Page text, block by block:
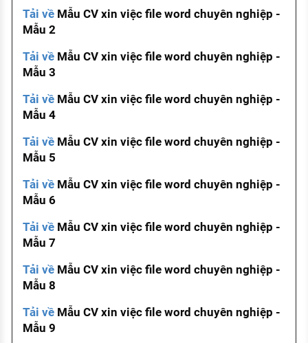
Tải vềMẫu CV xin việc file word chuyên nghiệp -
Mẫu 2
Tải vềMẫu CV xin việc file word chuyên nghiệp -
Mẫu 3
Tải vềMẫu CV xin việc file word chuyên nghiệp -
Mẫu 4
Tải vềMẫu CV xin việc file word chuyên nghiệp -
Mẫu 5
Tải vềMẫu CV xin việc file word chuyên nghiệp -
Mẫu 6
Tải vềMẫu CV xin việc file word chuyên nghiệp -
Mẫu 7
Tải vềMẫu CV xin việc file word chuyên nghiệp -
Mẫu 8
Tải vềMẫu CV xin việc file word chuyên nghiệp -
Mẫu 9